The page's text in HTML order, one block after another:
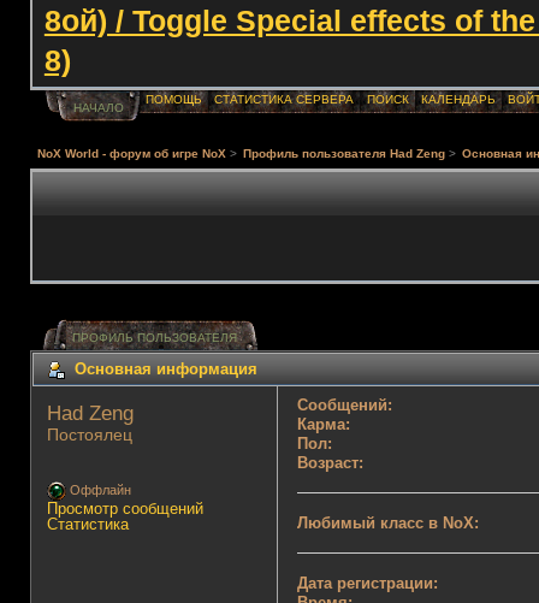
8ой) / Toggle Special effects of
8)
НАЧАЛО
ПОМОЩЬ СТАТИСТИКА СЕРВЕРА ПОИСК КАЛЕНДАРЬ
NoX World - форум об игре NoX > Профиль пользователя Had Zeng > Основная
ПРОФИЛЬ ПОЛЬЗОВАТЕЛЯ
Основная информация
Had Zeng
Постоялец
Оффлайн
Просмотр сообщений
Статистика
Сообщений:
Карма:
Пол:
Возраст:
Любимый класс в NoX:
Дата регистрации: